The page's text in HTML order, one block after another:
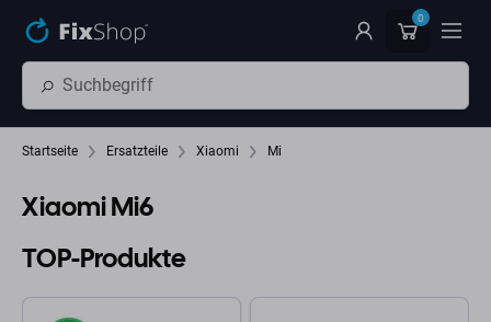
0
Startseite Ersatzteile Xiaomi Mi
Xiaomi Mi6
TOP-Produkte